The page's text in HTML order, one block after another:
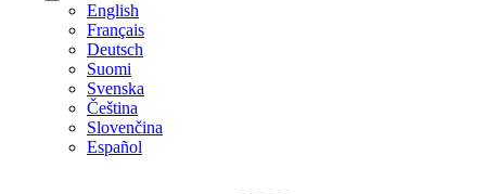
English
Français
Deutsch
Suomi
Svenska
Čeština
Slovenčina
Español